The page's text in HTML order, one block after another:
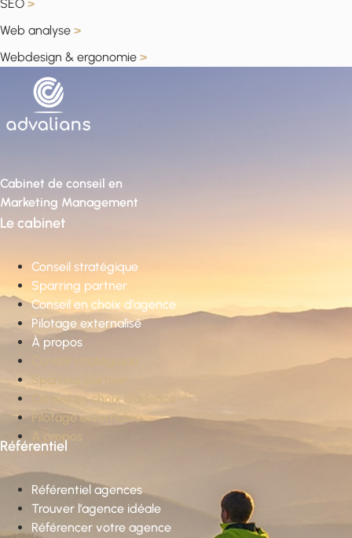
SEO >
Web analyse >
Webdesign & ergonomie >
Cabinet de conseil en
Marketing Management
Le cabinet
Conseil stratégique
Sparring partner
Conseil en choix d’agence
Pilotage externalisé
À propos
Sparring partner
Conseil en choix d’agence
Pilotage externalisé
À propos
Référentiel
Référentiel agences
Trouver l’agence idéale
Référencer votre agence